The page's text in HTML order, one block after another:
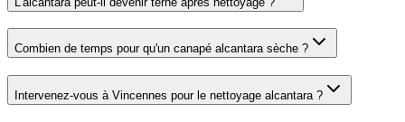
Combien de temps pour qu'un canapé alcantara sèche ?
Intervenez-vous à Vincennes pour le nettoyage alcantara ?